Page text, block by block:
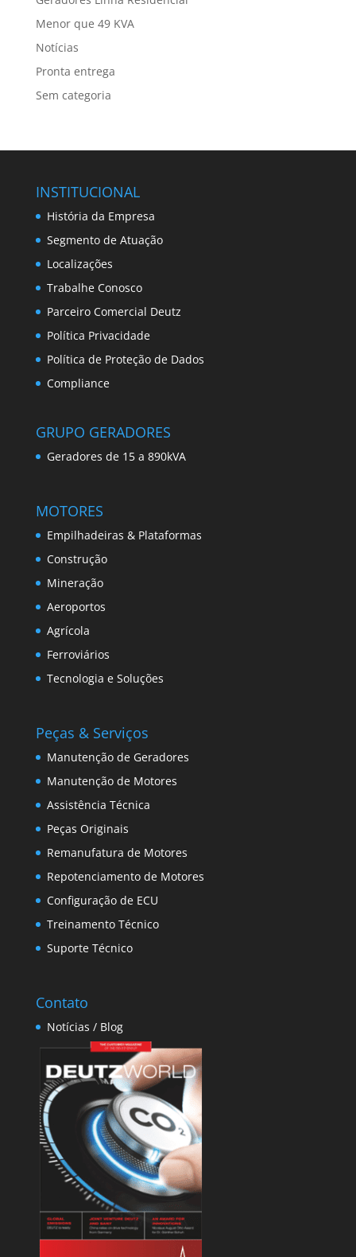
Menor que 49 KVA
Notícias
Pronta entrega
Sem categoria
INSTITUCIONAL
História da Empresa
Segmento de Atuação
Localizações
Trabalhe Conosco
Parceiro Comercial Deutz
Política Privacidade
Política de Proteção de Dados
Compliance
GRUPO GERADORES
Geradores de 15 a 890kVA
MOTORES
Empilhadeiras & Plataformas
Construção
Mineração
Aeroportos
Agrícola
Ferroviários
Tecnologia e Soluções
Peças & Serviços
Manutenção de Geradores
Manutenção de Motores
Assistência Técnica
Peças Originais
Remanufatura de Motores
Repotenciamento de Motores
Configuração de ECU
Treinamento Técnico
Suporte Técnico
Contato
Notícias / Blog